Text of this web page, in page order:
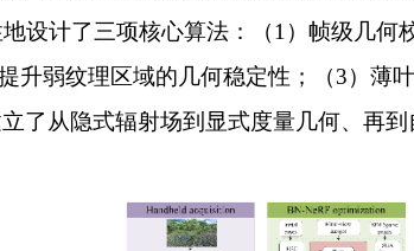
设计了三项核心算法：（1）帧级几
升弱纹理区域的几何稳定性；（3）薄
了从隐式辐射场到显式度量几何、再